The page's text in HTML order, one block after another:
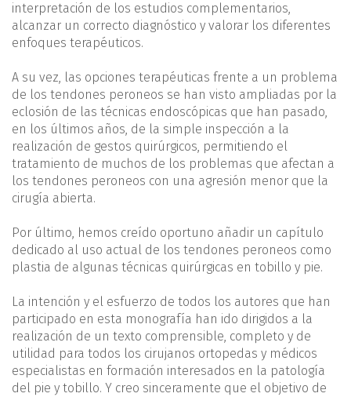
interpretación de los estudios complementarios,
alcanzar un correcto diagnóstico y valorar los diferentes
enfoques terapéuticos.
A su vez, las opciones terapéuticas frente a un problema
de los tendones peroneos se han visto ampliadas por la
eclosión de las técnicas endoscópicas que han pasado,
en los últimos años, de la simple inspección a la
realización de gestos quirúrgicos, permitiendo el
tratamiento de muchos de los problemas que afectan a
los tendones peroneos con una agresión menor que la
cirugía abierta.
Por último, hemos creído oportuno añadir un capítulo
dedicado al uso actual de los tendones peroneos como
plastia de algunas técnicas quirúrgicas en tobillo y pie.
La intención y el esfuerzo de todos los autores que han
participado en esta monografía han ido dirigidos a la
realización de un texto comprensible, completo y de
utilidad para todos los cirujanos ortopedas y médicos
especialistas en formación interesados en la patología
del pie y tobillo. Y creo sinceramente que el objetivo de